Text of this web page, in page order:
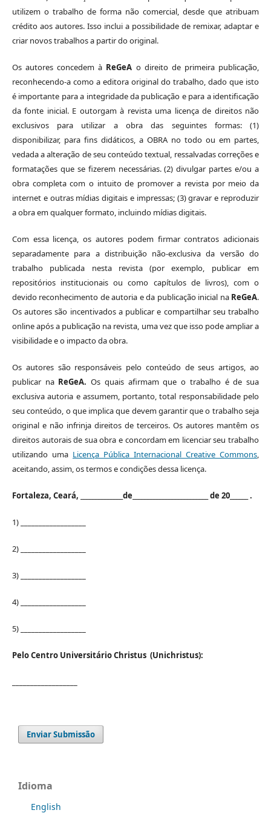
utilizem o trabalho de forma não comercial, desde que atribuam
crédito aos autores. Isso inclui a possibilidade de remixar, adaptar e
criar novos trabalhos a partir do original.
Os autores concedem à ReGeA o direito de primeira publicação,
reconhecendo-a como a editora original do trabalho, dado que isto
é importante para a integridade da publicação e para a identificação
da fonte inicial. E outorgam à revista uma licença de direitos não
exclusivos para utilizar a obra das seguintes formas: (1)
disponibilizar, para fins didáticos, a OBRA no todo ou em partes,
vedada a alteração de seu conteúdo textual, ressalvadas correções e
formatações que se fizerem necessárias. (2) divulgar partes e/ou a
obra completa com o intuito de promover a revista por meio da
internet e outras mídias digitais e impressas; (3) gravar e reproduzir
a obra em qualquer formato, incluindo mídias digitais.
Com essa licença, os autores podem firmar contratos adicionais
separadamente para a distribuição não-exclusiva da versão do
trabalho publicada nesta revista (por exemplo, publicar em
repositórios institucionais ou como capítulos de livros), com o
devido reconhecimento de autoria e da publicação inicial na ReGeA.
Os autores são incentivados a publicar e compartilhar seu trabalho
online após a publicação na revista, uma vez que isso pode ampliar a
visibilidade e o impacto da obra.
Os autores são responsáveis ​​pelo conteúdo de seus artigos, ao
publicar na ReGeA.Os quais afirmam que o trabalho é de sua
exclusiva autoria e assumem, portanto, total responsabilidade pelo
seu conteúdo, o que implica que devem garantir que o trabalho seja
original e não infrinja direitos de terceiros. Os autores mantêm os
direitos autorais de sua obra e concordam em licenciar seu trabalho
utilizando uma Licença Pública Internacional Creative Commons,
aceitando, assim, os termos e condições dessa licença.
Fortaleza, Ceará, ______________de_________________________ de 20______ .
1) __________________
2) __________________
3) __________________
4) __________________
5) __________________
Pelo Centro Universitário Christus (Unichristus):
Enviar Submissão
Idioma
English